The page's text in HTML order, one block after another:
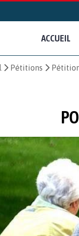
ACCUEIL
Pétitions